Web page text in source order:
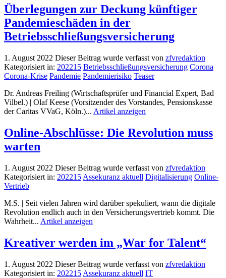
Überlegungen zur Deckung künftiger
Pandemieschäden in der
Betriebsschließungsversicherung
1. August 2022 Dieser Beitrag wurde verfasst von zfvredaktion
Kategorisiert in: 202215 Betriebsschließungsversicherung Corona
Corona-Krise Pandemie Pandemierisiko Teaser
Dr. Andreas Freiling (Wirtschaftsprüfer und Financial Expert, Bad
Vilbel.) | Olaf Keese (Vorsitzender des Vorstandes, Pensionskasse
der Caritas VVaG, Köln.)... Artikel anzeigen
Online-Abschlüsse: Die Revolution muss
warten
1. August 2022 Dieser Beitrag wurde verfasst von zfvredaktion
Kategorisiert in: 202215 Assekuranz aktuell Digitalisierung Online-
Vertrieb
M.S. | Seit vielen Jahren wird darüber spekuliert, wann die digitale
Revolution endlich auch in den Versicherungsvertrieb kommt. Die
Wahrheit... Artikel anzeigen
Kreativer werden im „War for Talent“
1. August 2022 Dieser Beitrag wurde verfasst von zfvredaktion
Kategorisiert in: 202215 Assekuranz aktuell IT